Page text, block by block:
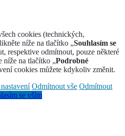
cookies (technických,
níže na tlačítko „Souhlasím se
respektive odmítnout, pouze některé
níže na tlačítko „Podrobné
cookies můžete kdykoliv změnit.
Odmítnout vše Odmítnout
se vším